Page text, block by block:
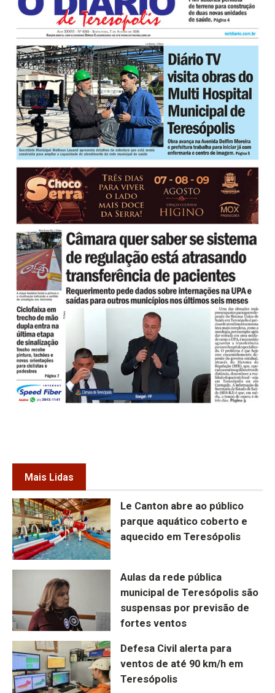
Mais Lidas
Le Canton abre ao público
parque aquático coberto e
aquecido em Teresópolis
Aulas da rede pública
municipal de Teresópolis são
suspensas por previsão de
fortes ventos
Defesa Civil alerta para
ventos de até 90 km/h em
Teresópolis